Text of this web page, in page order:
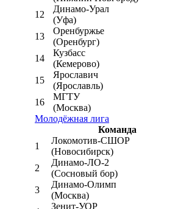
12
Динамо-Урал
(Уфа)
13
Оренбуржье
(Оренбург)
14
Кузбасс
(Кемерово)
15
Ярославич
(Ярославль)
16
МГТУ
(Москва)
Молодёжная лига
Команда
1
Локомотив-CШОР
(Новосибирск)
2
Динамо-ЛО-2
(Сосновый бор)
3
Динамо-Олимп
(Москва)
Зенит-УОР